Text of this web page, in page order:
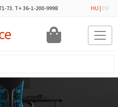
73. T+ 36-1-200-9998 HU | EN